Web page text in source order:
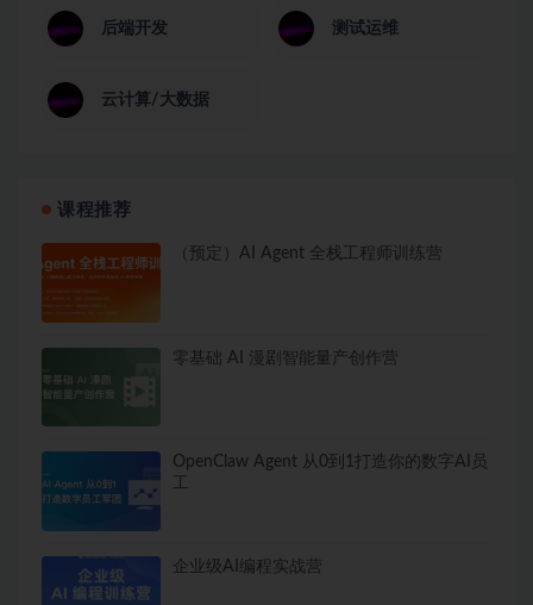
后端开发 测试运维
云计算/大数据
课程推荐
（预定）AI Agent 全栈工程师训练营
零基础 AI 漫剧智能量产创作营
OpenClaw Agent 从0到1打造你的数字AI员
工
企业级AI编程实战营